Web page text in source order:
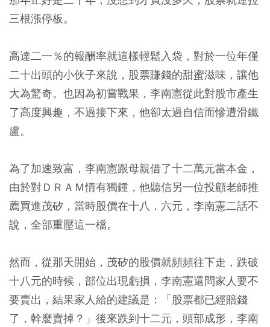
三根漲停板。
高達二一％的報酬率就這樣輕鬆入袋，對於一位年僅
二十出頭的小伙子來說，股票賺錢的甜蜜滋味，讓他
大為驚奇。也因為初嘗戰果，李南憲從此對股市產生
了高度興趣，不過接下來，他卻太過自信而慘遭滑鐵
盧。
為了加速致富，李南憲跟母親借了十二萬元當本金，
由於對ＤＲＡＭ情有獨鍾，他聽信另一位投顧老師推
薦買進茂矽，當時股價在十八．六元，李南憲二話不
說，全部重壓這一檔。
然而，從那天開始，茂矽的股價就頻頻往下走，跌破
十八元的時候，部位出現虧損，李南憲還問家人要不
要賣出，結果家人給的建議是：「股票都已經賠錢
了，幹麼賣掉？」後來跌到十二元，頭部成形，李南